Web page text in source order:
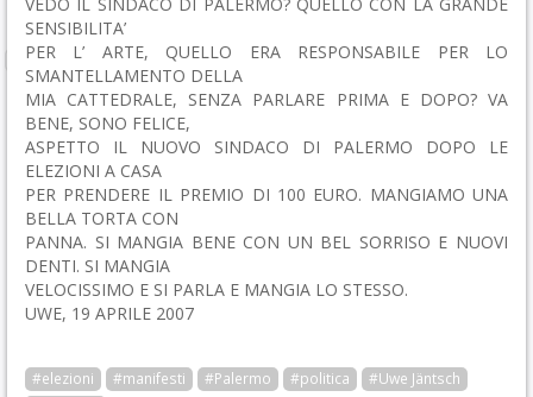
SENSIBILITA’
PER L’ ARTE, QUELLO ERA RESPONSABILE PER LO
SMANTELLAMENTO DELLA
MIA CATTEDRALE, SENZA PARLARE PRIMA E DOPO? VA
BENE, SONO FELICE,
ASPETTO IL NUOVO SINDACO DI PALERMO DOPO LE
ELEZIONI A CASA
PER PRENDERE IL PREMIO DI 100 EURO. MANGIAMO UNA
BELLA TORTA CON
PANNA. SI MANGIA BENE CON UN BEL SORRISO E NUOVI
DENTI. SI MANGIA
VELOCISSIMO E SI PARLA E MANGIA LO STESSO.
UWE, 19 APRILE 2007
#elezioni #manifesti #Palermo #politica
#Uwe Jäntsch